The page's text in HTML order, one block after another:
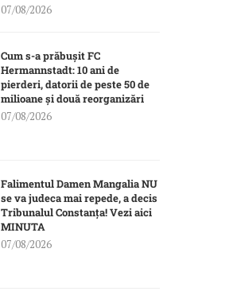
07/08/2026
Cum s-a prăbușit FC
Hermannstadt: 10 ani de
pierderi, datorii de peste 50 de
milioane și două reorganizări
07/08/2026
Falimentul Damen Mangalia NU
se va judeca mai repede, a decis
Tribunalul Constanța! Vezi aici
MINUTA
07/08/2026